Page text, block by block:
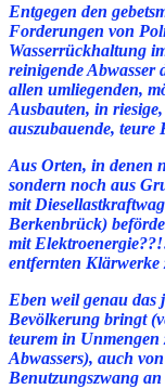
Entgegen den
Forderungen von
Wasserrückhaltung
reinigende Abwasser
allen umliegenden,
Ausbauten, in
auszubauende, teure
Aus Orten, in denen
sondern noch aus
mit
Berkenbrück)
mit
entfernten Klärwerke
Eben weil genau das
Bevölkerung bringt
teurem in Unmengen
Abwassers), auch
Benutzungszwang